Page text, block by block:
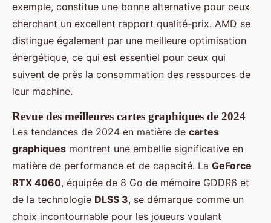
exemple, constitue une bonne alternative pour ceux
cherchant un excellent rapport qualité-prix. AMD se
distingue également par une meilleure optimisation
énergétique, ce qui est essentiel pour ceux qui
suivent de près la consommation des ressources de
leur machine.
Revue des meilleures cartes graphiques de 2024
Les tendances de 2024 en matière de cartes
graphiques montrent une embellie significative en
matière de performance et de capacité. La GeForce
RTX 4060, équipée de 8 Go de mémoire GDDR6 et
de la technologie DLSS 3, se démarque comme un
choix incontournable pour les joueurs voulant